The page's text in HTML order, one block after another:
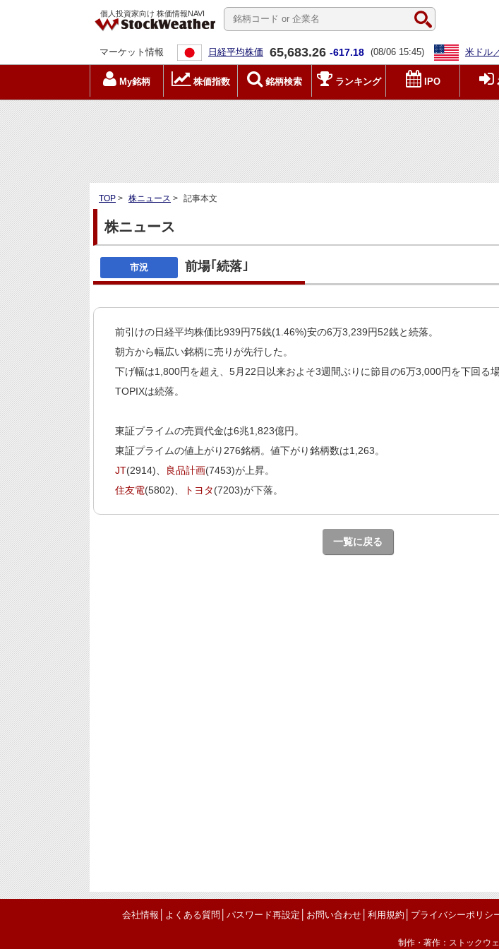
個人投資家向け 株価情報NAVI
マーケット情報 日経平均株価 65,683.26 -617.18 (08/06 15:45) 米ドル
My銘柄 株価指数 銘柄検索 ランキング IPO
TOP > 株ニュース > 記事本文
株ニュース
前場｢続落｣
前引けの日経平均株価比939円75銭(1.46%)安の6万3,239円52銭と続落。
朝方から幅広い銘柄に売りが先行した。
下げ幅は1,800円を超え、5月22日以来およそ3週間ぶりに節目の6万3,000円を下回る場
TOPIXは続落。
東証プライムの売買代金は6兆1,823億円。
東証プライムの値上がり276銘柄。値下がり銘柄数は1,263。
JT(2914)、 良品計画(7453)が上昇。
住友電(5802)、 トヨタ(7203)が下落。
一覧に戻る
会社情報 よくある質問 パスワード再設定 お問い合わせ│ 利用規約 プライバシーポリシ
制作・著作：ストックウ